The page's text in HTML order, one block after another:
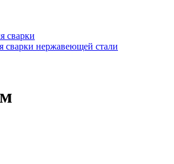
сварки
сварки нержавеющей стали